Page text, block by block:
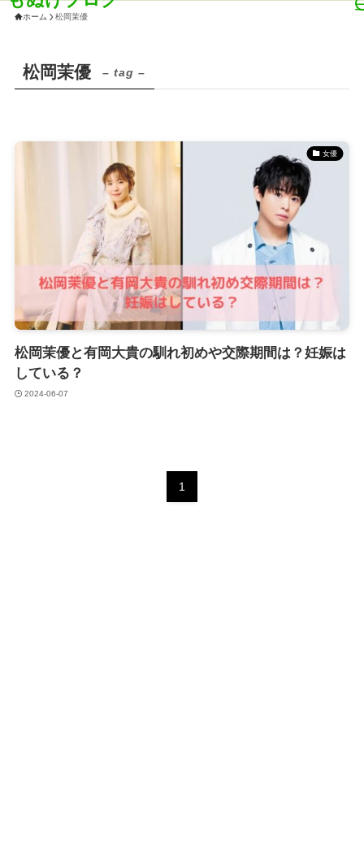
ホーム 松岡茉優
松岡茉優 – tag –
女優
松岡茉優と有岡大貴の馴れ初めや交際期間は？妊娠は
している？
2024-06-07
1